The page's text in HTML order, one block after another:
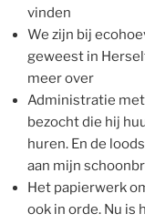
vinden
We zijn bij
geweest in
meer over
Administratie
bezocht die hij
huren. En de
aan mijn
Het papierwerk
ook in orde. Nu is